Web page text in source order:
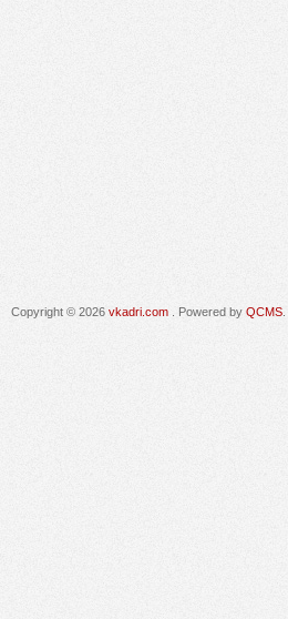
Copyright © 2026 vkadri.com . Powered by QCMS